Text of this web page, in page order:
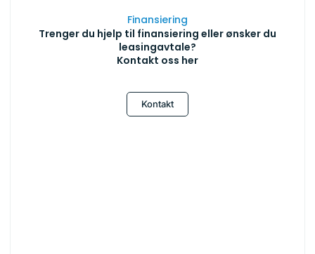
Finansiering
Trenger du hjelp til finansiering eller ønsker du
leasingavtale?
Kontakt oss her
Kontakt